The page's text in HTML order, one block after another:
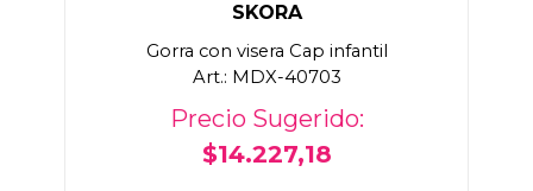
SKORA
Gorra con visera Cap infantil
Art.: MDX-40703
Precio Sugerido:
$14.227,18